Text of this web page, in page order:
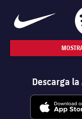
Descarga